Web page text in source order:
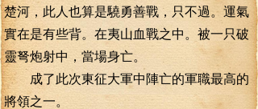
楚河，此人也算是驍勇善戰，只不過。運氣
實在是有些背。在夷山血戰之中。被一只破
靈弩炮射中，當場身亡。
成了此次東征大軍中陣亡的軍職最高的
將領之一。